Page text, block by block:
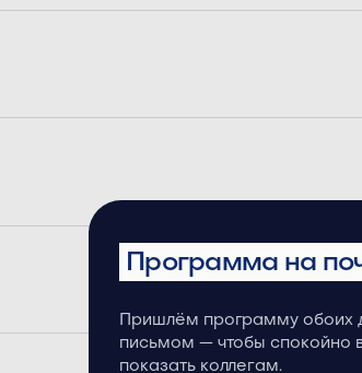
Программа на
Пришлём программу обоих
письмом — чтобы спокойно
показать коллегам.